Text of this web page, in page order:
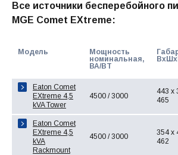
Все источники бесперебойного
MGE Comet EXtreme:
Модель
Мощность
номинальная,
ВА/ВТ
Eaton Comet
EXtreme 4,5
kVA Tower
4500 / 3000
443 x
465
Eaton Comet
EXtreme 4,5
kVA
Rackmount
4500 / 3000
354 x
462